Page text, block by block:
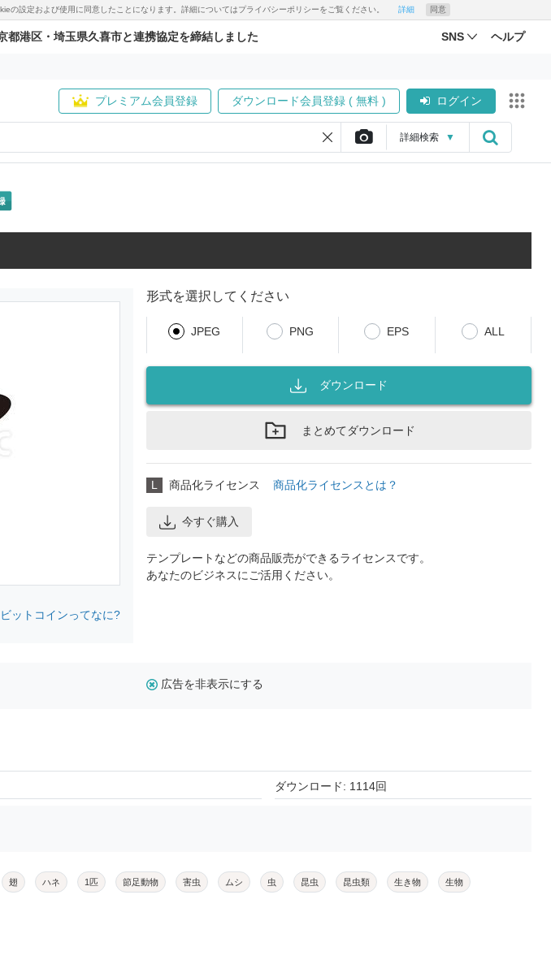
設定および使用に同意したことになります。詳細についてはプライバシーポリシーをご覧ください。 詳細 同意
都港区・埼玉県久喜市と連携協定を締結しました SNS ヘルプ
プレミアム会員登録 ダウンロード会員登録 ( 無料 ) ログイン
詳細検索 ▼
ビットコインってなに?
形式を選択してください
JPEG PNG EPS ALL
ダウンロード
まとめてダウンロード
L 商品化ライセンス 商品化ライセンスとは？
今すぐ購入
テンプレートなどの商品販売ができるライセンスです。
あなたのビジネスにご活用ください。
広告を非表示にする
ダウンロード: 1114回
翅 ハネ 1匹 節足動物 害虫 ムシ 虫 昆虫 昆虫類 生き物 生物